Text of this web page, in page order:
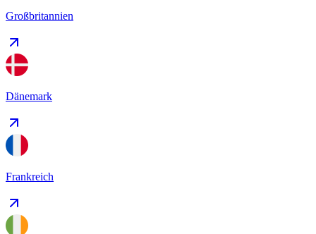
Großbritannien
Dänemark
Frankreich